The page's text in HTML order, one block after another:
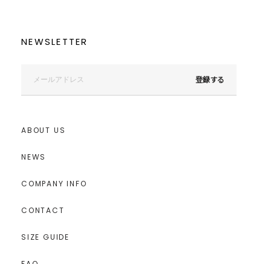
NEWSLETTER
登録する
ABOUT US
NEWS
COMPANY INFO
CONTACT
SIZE GUIDE